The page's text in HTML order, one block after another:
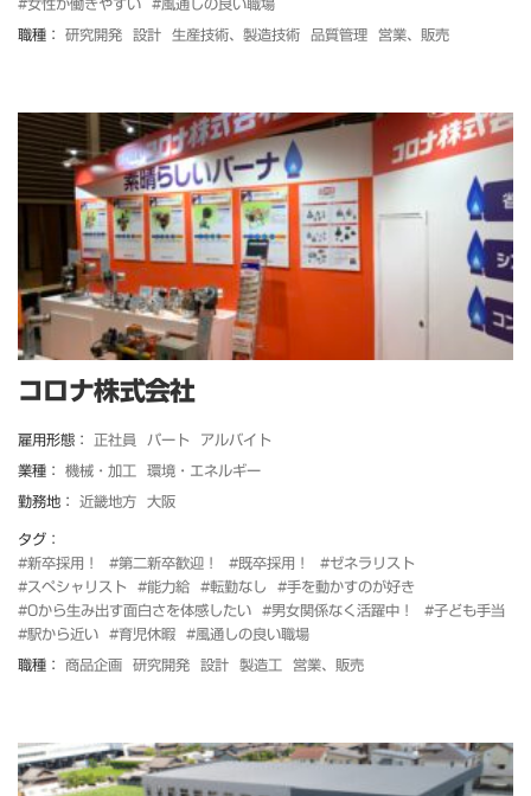
#女性が働きやすい #風通しの良い職場
職種： 研究開発 設計 生産技術、製造技術 品質管理 営業、販売
コロナ株式会社
雇用形態： 正社員 パート アルバイト
業種： 機械・加工 環境・エネルギー
勤務地： 近畿地方 大阪
タグ：
#新卒採用！
#第二新卒歓迎！ #既卒採用！
#ゼネラリスト
#スペシャリスト
#能力給 #転勤なし
#手を動かすのが好き
#0から生み出す面白さを体感したい
#男女関係なく活躍中！
#子ども手当
#駅から近い
#育児休暇 #風通しの良い職場
職種： 商品企画 研究開発 設計 製造工 営業、販売